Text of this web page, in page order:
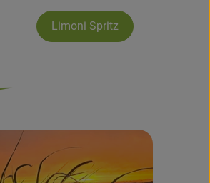
Limoni Spritz